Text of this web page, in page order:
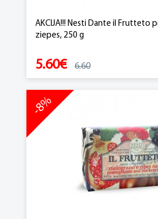
AKCIJA!!! Nesti Dante il Frutteto
ziepes, 250 g
5.60€ 6.60
-8%